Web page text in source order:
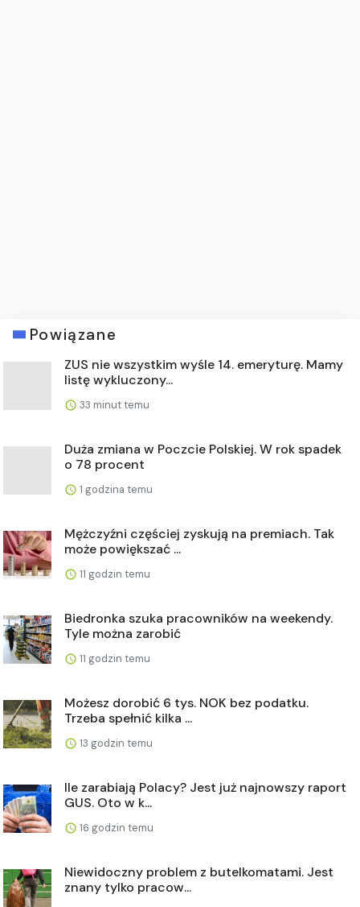
Powiązane
ZUS nie wszystkim wyśle 14. emeryturę. Mamy
listę wykluczony...
33 minut temu
Duża zmiana w Poczcie Polskiej. W rok spadek
o 78 procent
1 godzina temu
Mężczyźni częściej zyskują na premiach. Tak
może powiększać ...
11 godzin temu
Biedronka szuka pracowników na weekendy.
Tyle można zarobić
11 godzin temu
Możesz dorobić 6 tys. NOK bez podatku.
Trzeba spełnić kilka ...
13 godzin temu
Ile zarabiają Polacy? Jest już najnowszy raport
GUS. Oto w k...
16 godzin temu
Niewidoczny problem z butelkomatami. Jest
znany tylko pracow...